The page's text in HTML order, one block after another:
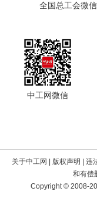
全国总工会微信
中工网微信
关于中工网 版权声明
| 违
和有偿
Copyright © 2008-